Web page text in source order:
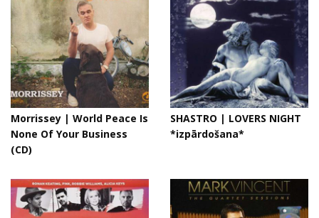
Morrissey | World Peace Is
None Of Your Business
(CD)
SHASTRO | LOVERS NIGHT
*izpārdošana*